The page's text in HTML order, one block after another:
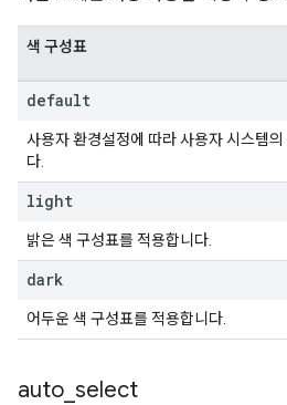
색 구성표
default
사용자 환경설정에 따라 사용자 시스템
다.
light
밝은 색 구성표를 적용합니다.
dark
어두운 색 구성표를 적용합니다.
auto select